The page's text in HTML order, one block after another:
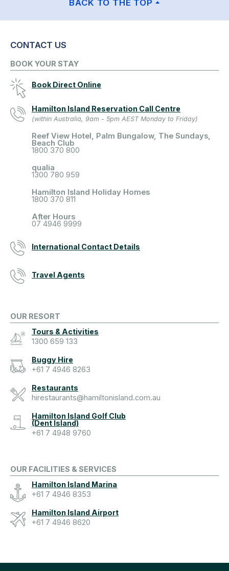
BACK TO THE TOP
CONTACT US
BOOK YOUR STAY
Book Direct Online
Hamilton Island Reservation Call Centre
(within Australia, 9am - 5pm AEST Monday to Friday)
Reef View Hotel, Palm Bungalow, The Sundays,
Beach Club
1800 370 800
qualia
1300 780 959
Hamilton Island Holiday Homes
1800 370 811
After Hours
07 4946 9999
International Contact Details
Travel Agents
OUR RESORT
Tours & Activities
1300 659 133
Buggy Hire
+61 7 4946 8263
Restaurants
hirestaurants@hamiltonisland.com.au
Hamilton Island Golf Club
(Dent Island)
+61 7 4948 9760
OUR FACILITIES & SERVICES
Hamilton Island Marina
+61 7 4946 8353
Hamilton Island Airport
+61 7 4946 8620